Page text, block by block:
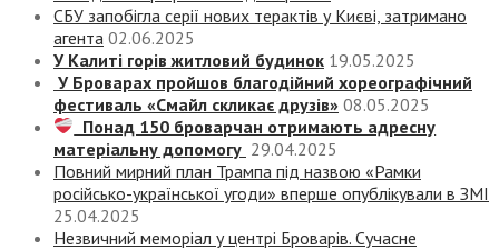
СБУ запобігла серії нових терактів у Києві, затримано
агента 02.06.2025
У Калиті горів житловий будинок 19.05.2025
У Броварах пройшов благодійний хореографічний
фестиваль «Смайл скликає друзів» 08.05.2025
Понад 150 броварчан отримають адресну
матеріальну допомогу 29.04.2025
Повний мирний план Трампа під назвою «‎Рамки
російсько-української угоди» вперше опублікували в ЗМІ
25.04.2025
Незвичний меморіал у центрі Броварів. Сучасне